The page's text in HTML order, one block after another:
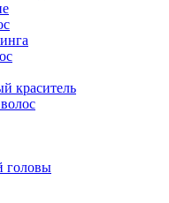
краситель
головы